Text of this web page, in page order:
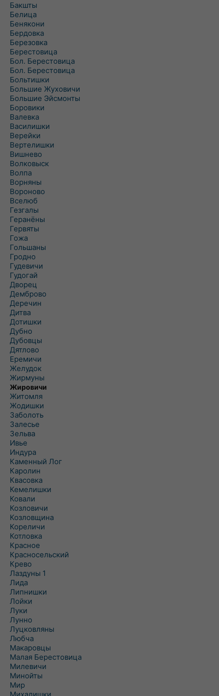
Бакшты
Белица
Бенякони
Бердовка
Березовка
Берестовица
Бол. Берестовица
Бол. Берестовица
Больтишки
Большие Жуховичи
Большие Эйсмонты
Боровики
Валевка
Василишки
Верейки
Вертелишки
Вишнево
Волковыск
Волпа
Ворняны
Вороново
Вселюб
Гезгалы
Геранёны
Гервяты
Гожа
Гольшаны
Гродно
Гудевичи
Гудогай
Дворец
Демброво
Деречин
Дитва
Дотишки
Дубно
Дубовцы
Дятлово
Еремичи
Желудок
Жирмуны
Жировичи
Житомля
Жодишки
Заболоть
Залесье
Зельва
Ивье
Индура
Каменный Лог
Каролин
Квасовка
Кемелишки
Ковали
Козловичи
Козловщина
Кореличи
Котловка
Красное
Красносельский
Крево
Лаздуны 1
Лида
Липнишки
Лойки
Луки
Лунно
Луцковляны
Любча
Макаровцы
Малая Берестовица
Милевичи
Минойты
Мир